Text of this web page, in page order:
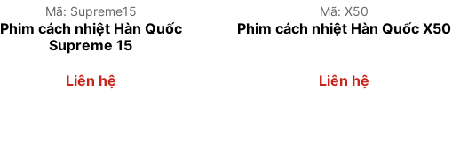
Mã: Supreme15
Phim cách nhiệt Hàn Quốc
Supreme 15
Liên hệ
Mã: X50
Phim cách nhiệt Hàn Quốc X50
Liên hệ